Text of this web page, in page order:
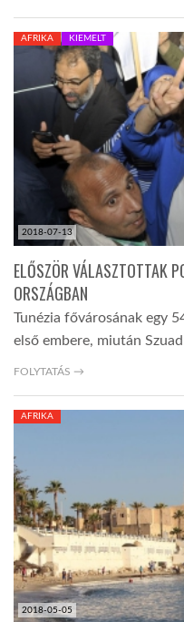
GLOBOZSARU
DOBRAVERO.HU
LATIMO.HU
GLOBOBOOK
2018-07-13
AFRIKA KIEMELT
ELŐSZÖR VÁLASZTOTTAK
ORSZÁGBAN
Tunézia fővárosának egy
első embere, miután
FOLYTATÁS →
2018-05-05
AFRIKA